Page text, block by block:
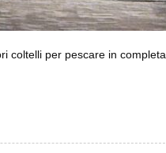
coltelli per pescare in completa